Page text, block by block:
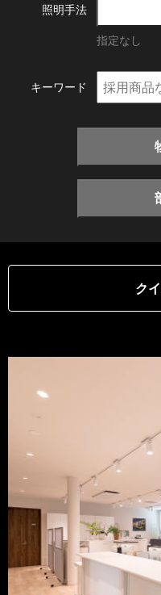
照明手法
指定なし
キーワード
ク